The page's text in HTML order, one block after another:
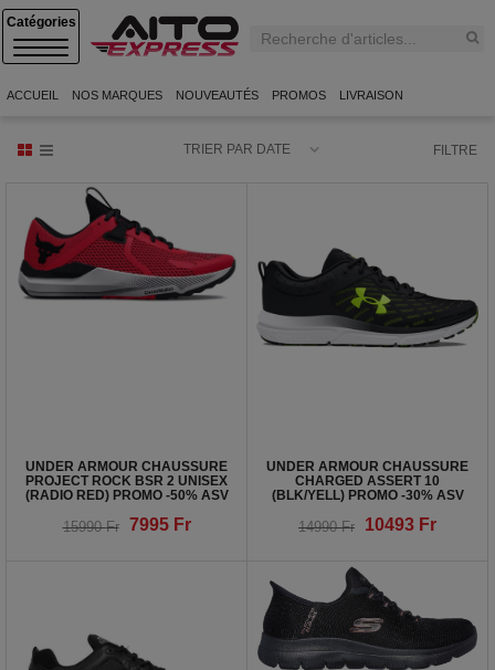
C
T
G
ACCUEIL NOS MARQUES NOUVEAUTÉS PROMOS LIVRAISON
TRIER PAR DATE FILTRE
UNDER ARMOUR CHAUSSURE
PROJECT ROCK BSR 2 UNISEX
(RADIO RED) PROMO -50% ASV
15990Fr 7995 Fr
UNDER ARMOUR CHAUSSURE
CHARGED ASSERT 10
(BLK/YELL) PROMO -30% ASV
14990Fr 10493 Fr